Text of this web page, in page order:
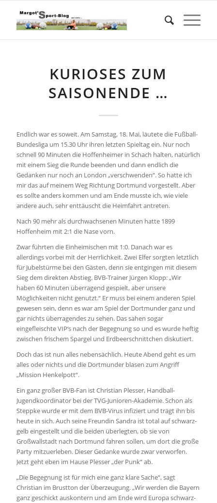
KURIOSES ZUM
SAISONENDE …
Endlich war es soweit. Am Samstag, 18. Mai, läutete die Fußball-
Bundesliga um 15.30 Uhr ihren letzten Spieltag ein. Nur noch
schnell 90 Minuten die Hoffenheimer in Schach halten, natürlich
mit einem Sieg die Runde beenden und dann endlich die
Gedanken nur noch an London „verschwenden“. So hatte ich
mir das auf meinem Weg Richtung Dortmund vorgestellt. Aber
es sollte anders kommen und am Ende musste ich, wie viele
andere auch, sehr enttäuscht die Heimfahrt antreten.
Nach 90 mehr als durchwachsenen Minuten hatte 1899
Hoffenheim mit 2:1 die Nase vorn.
Zwar führten die Einheimischen mit 1:0. Danach war es
allerdings vorbei mit der Herrlichkeit. Zwei Elfer sorgten letztlich
für Jubelstürme bei den Gästen, denn sie entgingen mit diesem
Sieg dem direkten Abstieg. BVB-Trainer Jürgen Klopp: „Wir
haben 60 Minuten überragend gespielt, aber unsere
Möglichkeiten nicht genutzt.“ Er muss bei einem anderen Spiel
gewesen sein, denn es war am Spiel der Dortmunder ganz und
gar nichts überragendes zu sehen. Das sahen sogar
eingefleischte VIP‘s nach der Begegnung so und es wurde heftig
zwischen frischem Spargel und Erdbeerschnittchen diskutiert.
Doch das ist nun alles nebensächlich. Heute Abend geht es um
alles oder nichts und die Dortmunder blasen zum Angriff
„Mission Henkelpott“.
Ein ganz großer BVB-Fan ist Christian Plesser, Handball-
Jugendkoordinator bei der TVG-Junioren-Akademie. Schon als
Steppke wurde er mit dem BVB-Virus infiziert und trägt ihn bis
heute in sich. Auch seine Freundin Sandra ist total auf schwarz-
gelb eingestellt und die beiden überlegten, ob sie von
Großwallstadt nach Dortmund fahren sollen, um dort die große
Party mitzuerleben. Dieser Gedanke wurde zwar verworfen.
Jetzt geht eben im Hause Plesser „der Punk“ ab.
„Die Begegnung ist für mich eine ganz klare Sache“, sagt
Christian im Brustton der Überzeugung. „Wir werden die Bayern
ganz geschickt auskontern und am Ende wird Europa schwarz-